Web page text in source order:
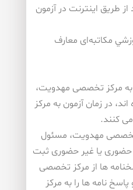
طریق اینترنت در آزمون
مكاتبه‌ای معارف
به مركز تخصصی مهدویت،
در زمان آزمون به مركز
كنند.
مهدویت، مسئول
حضوری یا غیر حضوری ثبت
ها از مركز تخصصی
نامه ها را به مركز